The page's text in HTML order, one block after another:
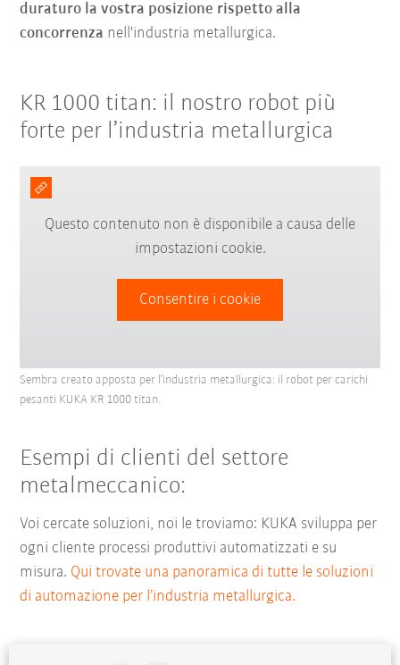
duraturo la vostra posizione rispetto alla
concorrenza nell'industria metallurgica.
KR 1000 titan: il nostro robot più
forte per l’industria metallurgica
Questo contenuto non è disponibile a causa delle
impostazioni cookie.
Consentire i cookie
Sembra creato apposta per l’industria metallurgica: il robot per carichi
pesanti KUKA KR 1000 titan.
Esempi di clienti del settore
metalmeccanico:
Voi cercate soluzioni, noi le troviamo: KUKA sviluppa per
ogni cliente processi produttivi automatizzati e su
misura. Qui trovate una panoramica di tutte le soluzioni
di automazione per l’industria metallurgica.